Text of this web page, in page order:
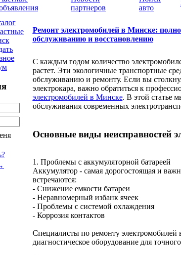
партнеров
авто
Ремонт электромобилей в Минске:
обслуживанию и восстановлению
С каждым годом количество
растет. Эти экологичные транспортные
обслуживанию и ремонту. Если вы
электрокара, важно обратиться к
электромобилей в Минске. В этой статье
обслуживания современных
Основные виды неисправностей
1. Проблемы с аккумуляторной батареей
Аккумулятор - самая дорогостоящая и
встречаются:
- Снижение емкости батареи
- Неравномерный избанк ячеек
- Проблемы с системой охлаждения
- Коррозия контактов
Специалисты по ремонту
диагностическое оборудование для